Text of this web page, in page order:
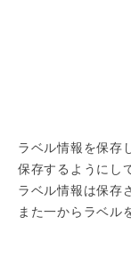
ラベル情報を保存
保存するようにし
ラベル情報は保存
また一からラベル